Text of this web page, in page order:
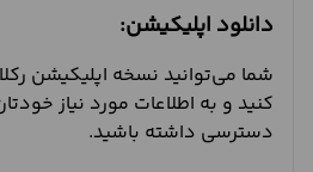
دانلود اپلیکیشن:
شما می‌توانید نسخه اپلیکیشن
کنید و به اطلاعات مورد نیاز
دسترسی داشته باشید.